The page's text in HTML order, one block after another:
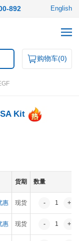
892 English
购物车(0)
发育生物学
Kit
货期 数量
惠 现货 - 1 +
惠 现货 - 1 +